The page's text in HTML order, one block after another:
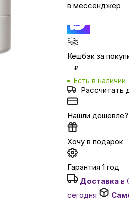
Для дома и дачи
домашних питомцев
дом и безопасность
аксессуары
центр Apple в Самаре
в мессенджер
Кешбэк за
₽
Есть в наличии
Рассчитать
Нашли дешевле?
Хочу в подарок
Гарантия 1 год
Доставка в
сегодня